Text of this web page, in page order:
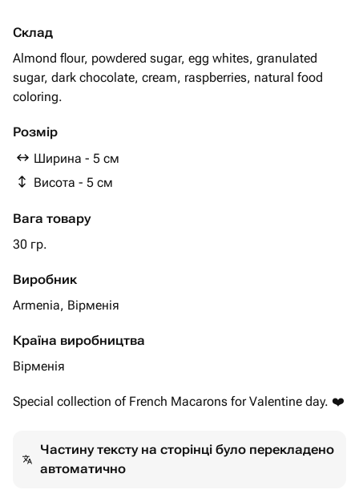
Склад
Almond flour, powdered sugar, egg whites, granulated
sugar, dark chocolate, cream, raspberries, natural food
coloring.
Розмір
Ширина - 5 см
Висота - 5 см
Вага товару
30 гр.
Виробник
Armenia, Вірменія
Країна виробництва
Вірменія
Special collection of French Macarons for Valentine day. ❤️
Частину тексту на сторінці було перекладено
автоматично